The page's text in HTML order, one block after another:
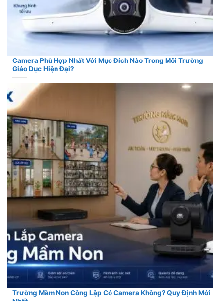
Camera Phù Hợp Nhất Với Mục Đích Nào Trong Môi Trường
Giáo Dục Hiện Đại?
Trường Mầm Non Công Lập Có Camera Không? Quy Định Mới